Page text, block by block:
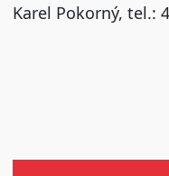
Karel Pokorný, tel.: